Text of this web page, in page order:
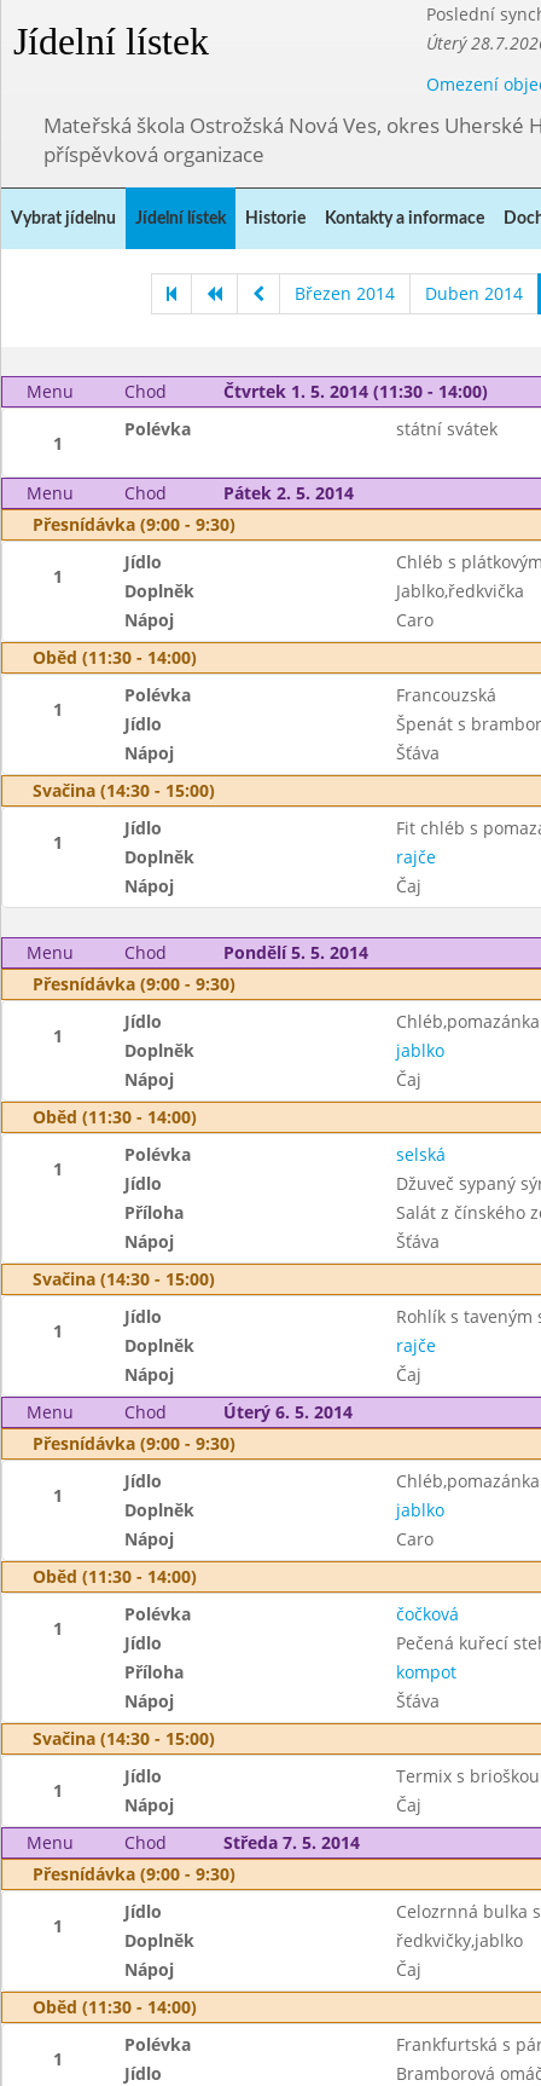
Jídelní lístek
Poslední
Úterý
Omezení
Mateřská škola Ostrožská Nová Ves, okres Uherské
příspěvková organizace
Vybrat jídelnu Jídelní lístek Historie Kontakty a informace
Březen 2014 Duben 2014
Menu Chod Čtvrtek 1. 5. 2014 (11:30 - 14:00)
1
Polévka státní svátek
Menu Chod
Pátek 2. 5. 2014
Přesnídávka (9:00 - 9:30)
1
Jídlo
Chléb s
Doplněk
Jablko,ředkvička
Nápoj
Caro
Oběd (11:30 - 14:00)
1
Polévka
Francouzská
Jídlo
Špenát s
Nápoj
Šťáva
Svačina (14:30 - 15:00)
1
Jídlo
Fit chléb s
Doplněk
rajče
Nápoj
Čaj
Menu Chod
Pondělí 5. 5. 2014
Přesnídávka (9:00 - 9:30)
1
Jídlo
Doplněk
jablko
Nápoj
Čaj
Oběd (11:30 - 14:00)
1
Polévka
selská
Jídlo
Džuveč sypaný
Příloha
Salát z čínského
Nápoj
Šťáva
Svačina (14:30 - 15:00)
1
Jídlo
Rohlík s taveným
Doplněk
rajče
Nápoj
Čaj
Menu
Chod
Úterý 6. 5. 2014
Přesnídávka (9:00 - 9:30)
1
Jídlo
Doplněk
jablko
Nápoj
Caro
Oběd (11:30 - 14:00)
1
Polévka
čočková
Jídlo
Pečená kuřecí
Příloha
kompot
Nápoj
Šťáva
Svačina (14:30 - 15:00)
1
Jídlo
Termix s brioškou
Nápoj
Čaj
Menu
Chod
Středa 7. 5. 2014
Přesnídávka (9:00 - 9:30)
1
Jídlo
Celozrnná bulka
Doplněk
ředkvičky,jablko
Nápoj
Čaj
Oběd (11:30 - 14:00)
1
Polévka
Frankfurtská s
Jídlo
Bramborová